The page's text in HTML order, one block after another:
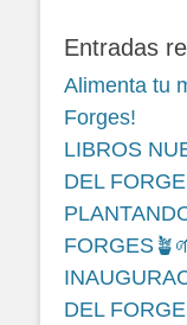
Entradas
Alimenta tu
Forges!
LIBROS
DEL
DEL